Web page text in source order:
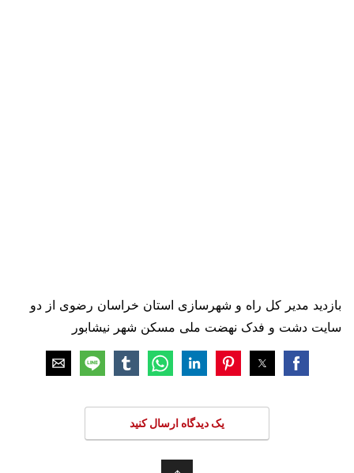
بازدید مدیر کل راه و شهرسازی استان خراسان رضوی از دو
سایت دشت و فدک نهضت ملی مسکن شهر نیشابور
یک دیدگاه ارسال کنید